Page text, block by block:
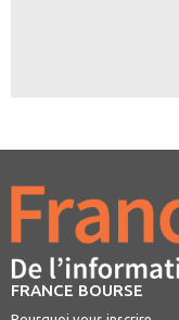
FRANCE BOURSE